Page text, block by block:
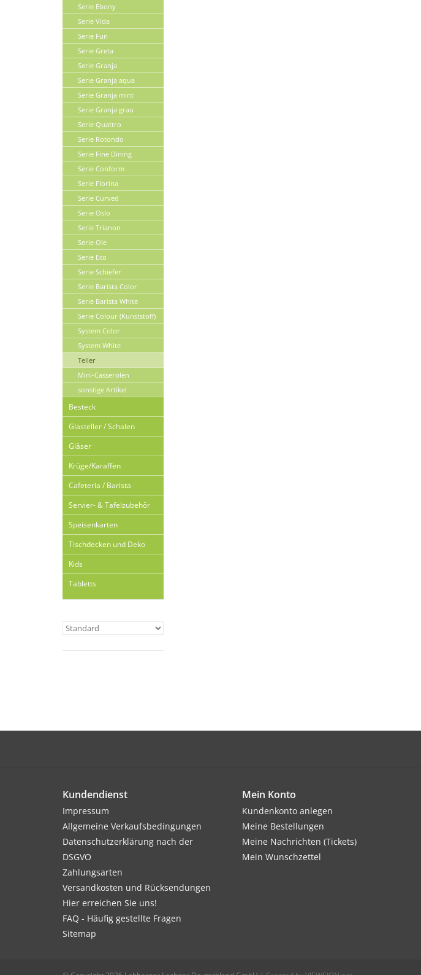
Serie Ebony
Serie Vida
Serie Fun
Serie Greta
Serie Granja
Serie Granja aqua
Serie Granja mint
Serie Granja grau
Serie Quattro
Serie Rotondo
Serie Fine Dining
Serie Conform
Serie Florina
Serie Curved
Serie Oslo
Serie Trianon
Serie Ole
Serie Eco
Serie Schiefer
Serie Barista Color
Serie Barista White
Serie Colour (Kunststoff)
System Color
System White
Teller
Mini-Casserolen
sonstige Artikel
Besteck
Glasteller / Schalen
Gläser
Krüge/Karaffen
Cafeteria / Barista
Servier- & Tafelzubehör
Speisenkarten
Tischdecken und Deko
Kids
Tabletts
Kundendienst
Impressum
Allgemeine Verkaufsbedingungen
Datenschutzerklärung nach der
DSGVO
Zahlungsarten
Versandkosten und Rücksendungen
Hier erreichen Sie uns!
FAQ - Häufig gestellte Fragen
Sitemap
Mein Konto
Kundenkonto anlegen
Meine Bestellungen
Meine Nachrichten (Tickets)
Mein Wunschzettel